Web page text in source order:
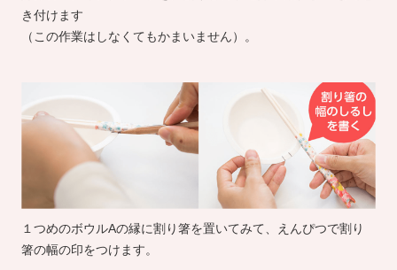
き付けます
（この作業はしなくてもかまいません）。
１つめのボウルAの縁に割り箸を置いてみて、えんぴつで割り
箸の幅の印をつけます。